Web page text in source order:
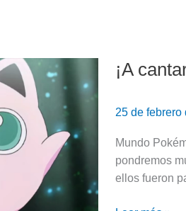
¡A
25 de febrero
Mundo
pondremos
ellos fueron
¡A
Pokémon
con
canciones
propias